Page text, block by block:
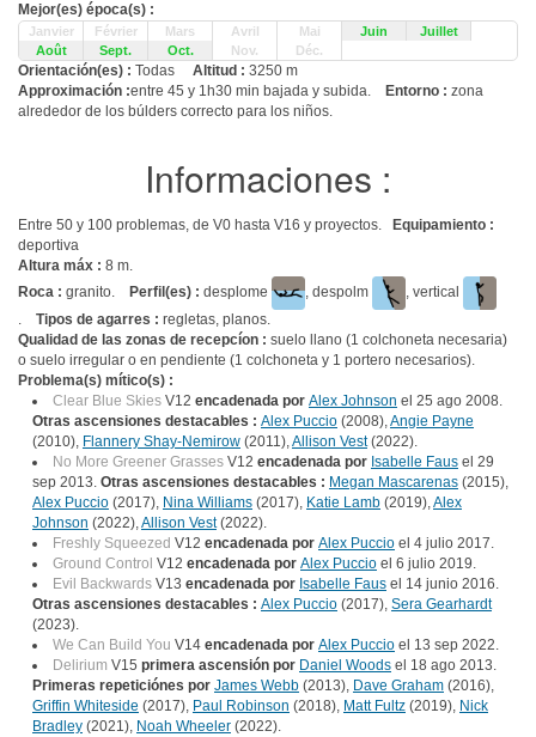
Mejor(es) época(s) :
Janvier Février Mars Avril Mai Juin
Juillet
Août
Sept. Oct. Nov. Déc.
Orientación(es) : Todas Altitud : 3250 m
Approximación :entre 45 y 1h30 min bajada y subida. Entorno : zona
alrededor de los búlders correcto para los niños.
Informaciones :
Entre 50 y 100 problemas, de V0 hasta V16 y proyectos.
Equipamiento :
deportiva
Altura máx : 8 m.
Roca : granito. Perfil(es) : desplome , despolm
, vertical
. Tipos de agarres : regletas, planos.
Qualidad de las zonas de recepcíon : suelo llano (1 colchoneta necesaria)
o suelo irregular o en pendiente (1 colchoneta y 1 portero necesarios).
Problema(s) mítico(s) :
Clear Blue Skies V12 encadenada por Alex Johnson el 25 ago 2008.
Otras ascensiones destacables : Alex Puccio (2008),Angie Payne
(2010), Flannery Shay-Nemirow (2011),Allison Vest(2022).
No More Greener Grasses V12 encadenada por Isabelle Faus el 29
sep 2013. Otras ascensiones destacables : Megan Mascarenas (2015),
Alex Puccio (2017), Nina Williams (2017), Katie Lamb (2019),Alex
Johnson (2022),Allison Vest(2022).
Freshly Squeezed V12 encadenada por Alex Puccio el 4 julio 2017.
Ground Control V12 encadenada por Alex Puccio el 6 julio 2019.
Evil Backwards V13 encadenada por Isabelle Faus el 14 junio 2016.
Otras ascensiones destacables : Alex Puccio (2017), Sera Gearhardt
(2023).
We Can Build You V14 encadenada por Alex Puccio el 13 sep 2022.
Delirium V15 primera ascensión por Daniel Woods el 18 ago 2013.
Primeras repeticiónes por James Webb (2013), Dave Graham (2016),
Griffin Whiteside (2017), Paul Robinson (2018), Matt Fultz (2019), Nick
Bradley (2021), Noah Wheeler (2022).